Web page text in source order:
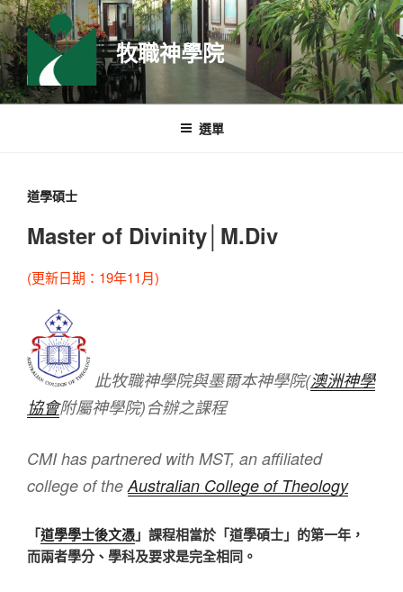
跳
至
主
要
內
牧職神學院
選單
道學碩士
Master of Divinity│M.Div
(更新日期：19年11月)
此牧職神學院與墨爾本神學院(澳洲神學
協會附屬神學院)合辦之課程
CMI has partnered with MST, an affiliated
college of the Australian College of Theology
「道學學士後文憑」課程相當於「道學碩士」的第一年，
而兩者學分、學科及要求是完全相同。